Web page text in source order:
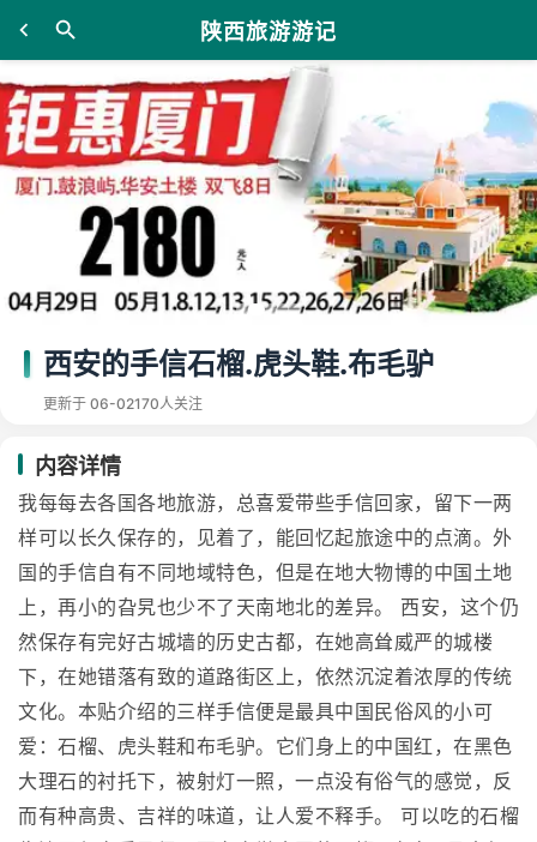
陕西旅游游记
西安的手信石榴.虎头鞋.布毛驴
更新于 06-02170人关注
内容详情
我每每去各国各地旅游，总喜爱带些手信回家，留下一两
样可以长久保存的，见着了，能回忆起旅途中的点滴。外
国的手信自有不同地域特色，但是在地大物博的中国土地
上，再小的旮旯也少不了天南地北的差异。 西安，这个仍
然保存有完好古城墙的历史古都，在她高耸威严的城楼
下，在她错落有致的道路街区上，依然沉淀着浓厚的传统
文化。本贴介绍的三样手信便是最具中国民俗风的小可
爱：石榴、虎头鞋和布毛驴。它们身上的中国红，在黑色
大理石的衬托下，被射灯一照，一点没有俗气的感觉，反
而有种高贵、吉祥的味道，让人爱不释手。 可以吃的石榴